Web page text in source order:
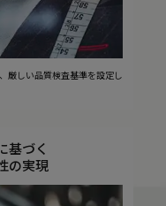
厳しい品質検査基準を設定し
基づく
の実現